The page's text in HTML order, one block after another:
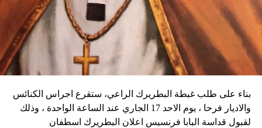
كثيراً».
وكان شي قد كرّر الإثنين رغبته في العمل بهدف التوصل إلى حلّ
سياسي للحرب في أوكرانيا. وأيّد «هدنة أولمبية» دعا إليها
ماكرون لمناسبة أولمبياد باريس هذا الصيف.
نداء الوطن
الثلاثاء، كما أبلغ عن أعمال نهب في بعض الأحياء.
وقال دارين: “المواطنون في حالة رعب، على الرغم من أن
زعيم العصابة جيمي شيريزير دعا المواطنين إلى عدم الخوف
عندما رأوا عصابته تحمل أسلحة، وقال إنهم يريدون فقط الإطاحة
وحاولت مجموعة من أفراد العصابات المدججين بالسلاح، يوم
الإثنين، السيطرة على مطار توسان لوفرتور الدولي، الأكبر في
بناء على طلب غبطة البطريرك الراعي، ستقرع اجراس الكنائس
والاديار فرحا ، يوم الاحد 17 الجاري عند الساعة الواحدة ، وذلك
لقبول قداسة البابا فرنسيس اعلان البطريرك اسطفان